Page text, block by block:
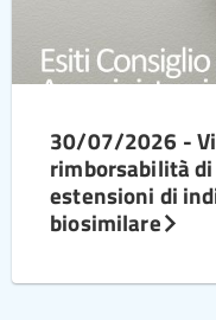
30/07/2026 -
rimborsabilità
estensioni di
biosimilare